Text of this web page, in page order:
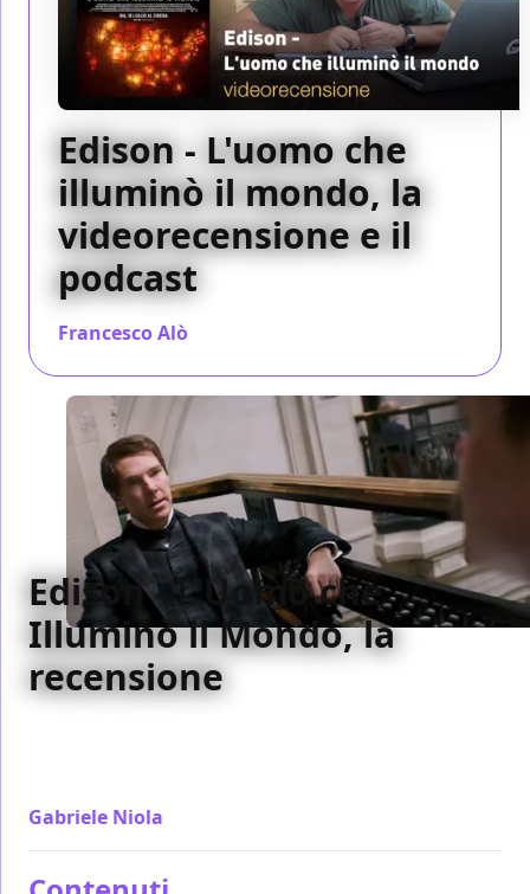
Edison - L'uomo che
illuminò il mondo, la
videorecensione e il
podcast
Francesco Alò
Edison - L'Uomo che
Illuminò il Mondo, la
recensione
Gabriele Niola